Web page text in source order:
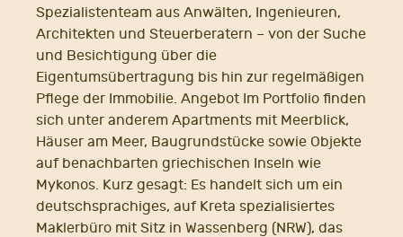
Spezialistenteam aus Anwälten, Ingenieuren,
Architekten und Steuerberatern – von der Suche
und Besichtigung über die
Eigentumsübertragung bis hin zur regelmäßigen
Pflege der Immobilie. Angebot Im Portfolio finden
sich unter anderem Apartments mit Meerblick,
Häuser am Meer, Baugrundstücke sowie Objekte
auf benachbarten griechischen Inseln wie
Mykonos. Kurz gesagt: Es handelt sich um ein
deutschsprachiges, auf Kreta spezialisiertes
Maklerbüro mit Sitz in Wassenberg (NRW), das